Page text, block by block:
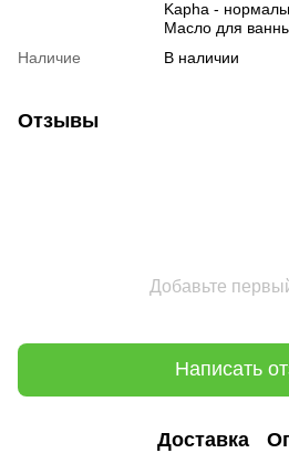
Kapha -
Масло для
Наличие
В наличии
Отзывы
Добавьте
Написать
Доставка